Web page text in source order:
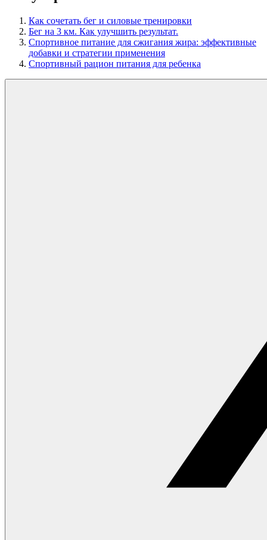
Как сочетать бег и силовые тренировки
Бег на 3 км. Как улучшить результат.
Спортивное питание для сжигания жира: эффективные
добавки и стратегии применения
Спортивный рацион питания для ребенка